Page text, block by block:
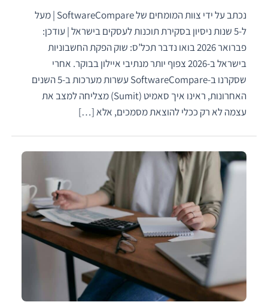
נכתב על ידי צוות המומחים של SoftwareCompare | מעל
ל-5 שנות ניסיון בסקירת תוכנות לעסקים בישראל | עודכן:
פברואר 2026 בואו נדבר תכל’ס: שוק הפקת החשבוניות
בישראל ב-2026 צפוף יותר מנתיבי איילון בבוקר. אחרי
שסקרנו ב-SoftwareCompare עשרות מערכות ב-5 השנים
האחרונות, ראינו איך סאמיט (Sumit) מצליחה למצב את
עצמה לא רק ככלי להוצאת מסמכים, אלא […]